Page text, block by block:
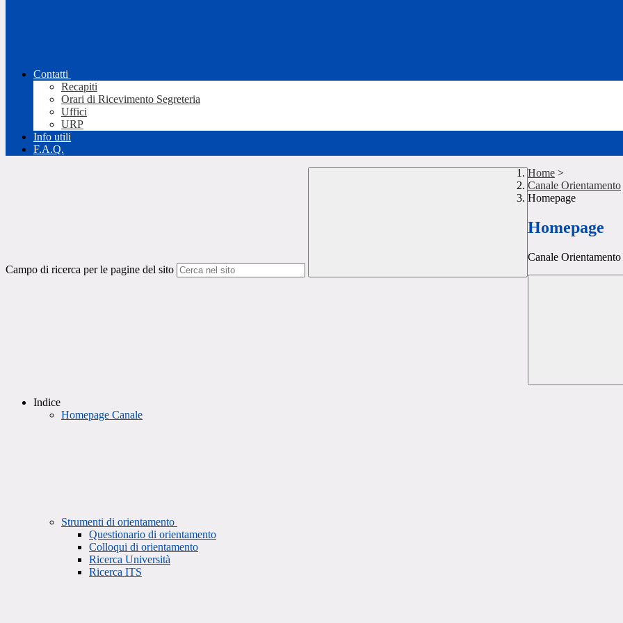
Contatti
Recapiti
Orari di Ricevimento Segreteria
Uffici
URP
Info utili
F.A.Q.
Campo di ricerca per le pagine del sito
Home >
Canale Orientamento
Homepage
Homepage
Canale Orientamento
Indice
Homepage Canale
Strumenti di orientamento
Questionario di orientamento
Colloqui di orientamento
Ricerca Università
Ricerca ITS